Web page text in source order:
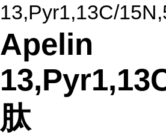
13,Pyr1,13C/
Apelin
肽